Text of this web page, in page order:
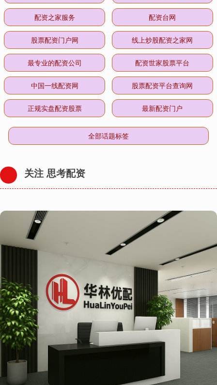
配资之家服务 配资台网
股票配资门户网 线上炒股配资之家网
最专业的配资公司 配资世家股票平台
中国一线配资网 股票配资平台查询网
正规实盘配资股票 最新配资门户
全部话题标签
关注 思考配资